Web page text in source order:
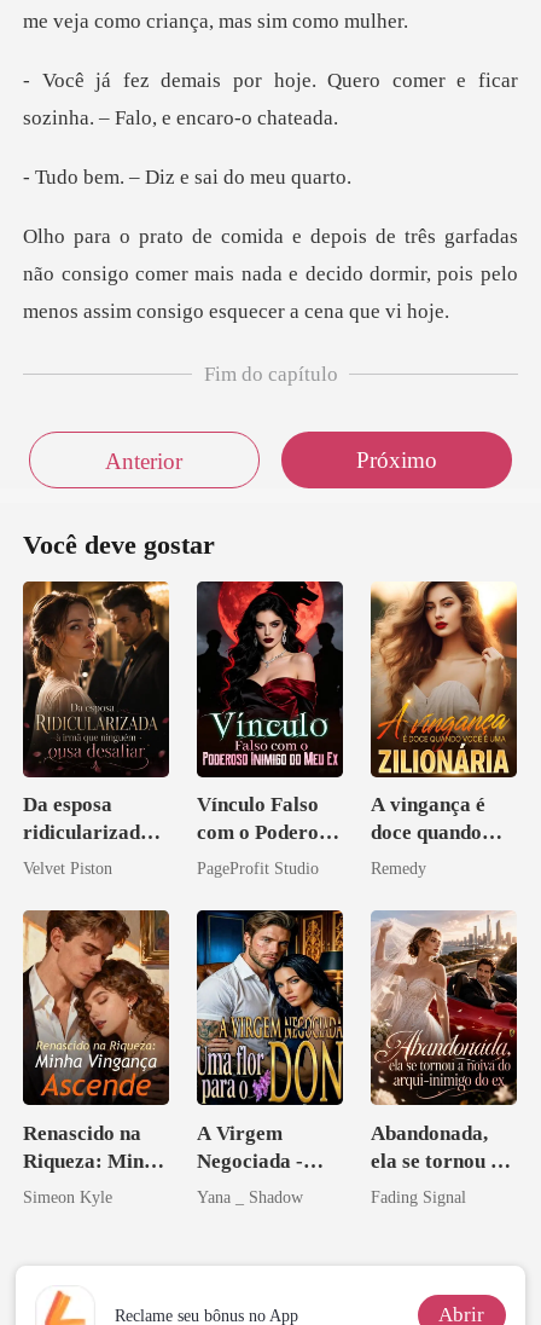
. Quero comer e ficar
sozinha
– Diz e sai
s
não consigo comer mais nada e decido dormir, pois
Fim do capítulo
Anterior Próximo
Você deve gostar
Da esposa
ridicularizada à
irmã que
desafiar
Velvet Piston
Vínculo Falso
com o Poderoso
Inimigo do Meu
PageProfit Studio
A vingança é
doce quando
você é uma
Remedy
Renascido na
Riqueza: Minha
Vingança
Simeon Kyle
A Virgem
Negociada -
Uma flor para o
Yana _ Shadow
Abandonada,
ela se tornou a
noiva do arqui-
Fading Signal
Reclame seu bônus no App Abrir